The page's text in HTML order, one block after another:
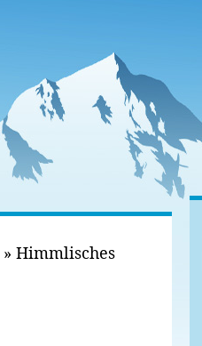
» Himmlisches